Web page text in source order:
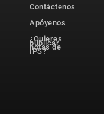
Contáctenos
Apóyenos
¿Quieres
publicar
notas de
IPS?